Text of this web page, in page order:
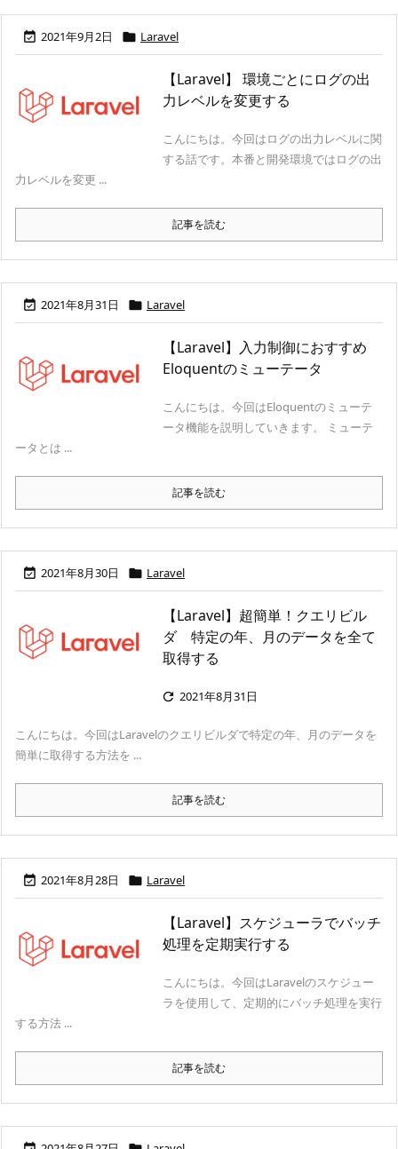
 2021年9月2日  Laravel
【Laravel】 環境ごとにログの出
力レベルを変更する
こんにちは。今回はログの出力レベルに関
する話です。本番と開発環境ではログの出
力レベルを変更 ...
記事を読む
 2021年8月31日  Laravel
【Laravel】入力制御におすすめ
Eloquentのミューテータ
こんにちは。今回はEloquentのミューテ
ータ機能を説明していきます。 ミューテ
ータとは ...
記事を読む
 2021年8月30日  Laravel
【Laravel】超簡単！クエリビル
ダ 特定の年、月のデータを全て
取得する
 2021年8月31日
こんにちは。今回はLaravelのクエリビルダで特定の年、月のデータを
簡単に取得する方法を ...
記事を読む
 2021年8月28日  Laravel
【Laravel】スケジューラでバッチ
処理を定期実行する
こんにちは。今回はLaravelのスケジュー
ラを使用して、定期的にバッチ処理を実行
する方法 ...
記事を読む